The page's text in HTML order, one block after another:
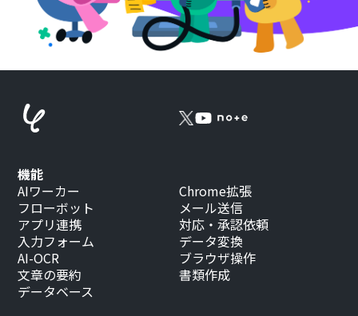
機能
AIワーカー
フローボット
アプリ連携
入力フォーム
AI-OCR
文章の要約
データベース
Chrome拡張
メール送信
対応・承認依頼
データ変換
ブラウザ操作
書類作成